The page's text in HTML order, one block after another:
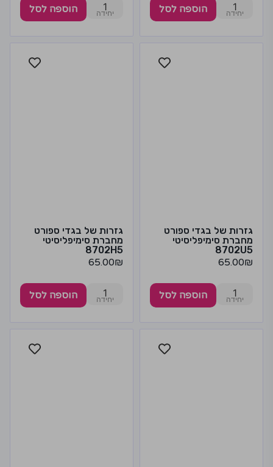
1 הוספה לסל 1 הוספה לסל
גזרות של בגדי ספורט
מחברת סימיפליסיטי
8702U5
65.00₪
1 הוספה לסל
גזרות של בגדי ספורט
מחברת סימיפליסיטי
8702H5
65.00₪
1 הוספה לסל